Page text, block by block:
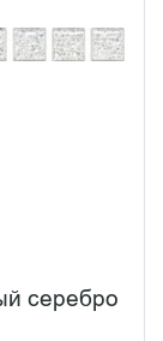
серебро